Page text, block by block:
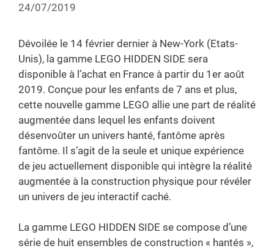
24/07/2019
Dévoilée le 14 février dernier à New-York (Etats-
Unis), la gamme LEGO HIDDEN SIDE sera
disponible à l’achat en France à partir du 1er août
2019. Conçue pour les enfants de 7 ans et plus,
cette nouvelle gamme LEGO allie une part de réalité
augmentée dans lequel les enfants doivent
désenvoûter un univers hanté, fantôme après
fantôme. Il s’agit de la seule et unique expérience
de jeu actuellement disponible qui intègre la réalité
augmentée à la construction physique pour révéler
un univers de jeu interactif caché.
La gamme LEGO HIDDEN SIDE se compose d’une
série de huit ensembles de construction « hantés »,